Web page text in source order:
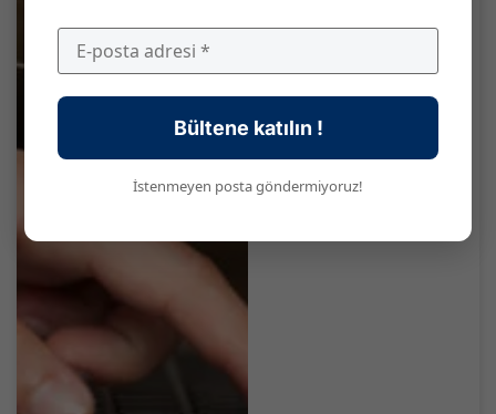
posta nasıl yazılır:
genel yapı, hitap
kalıpları ve örnekler
profesyonel e-posta...
Bültene katılın !
İstenmeyen posta göndermiyoruz!